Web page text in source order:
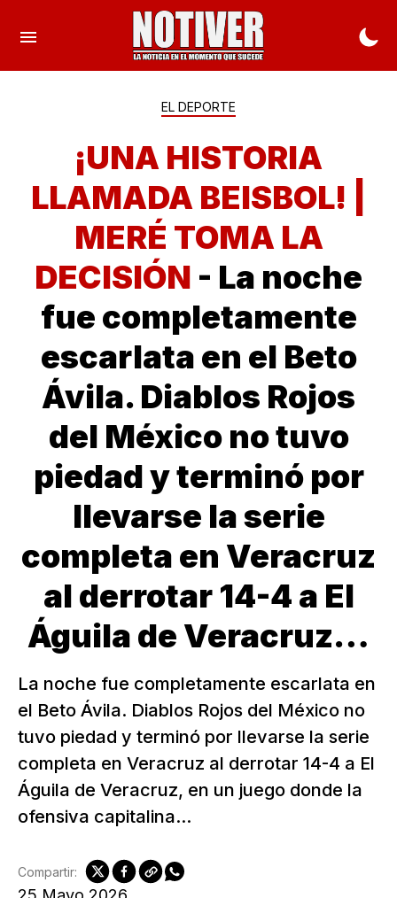
EL DEPORTE
¡UNA HISTORIA
LLAMADA BEISBOL! |
MERÉ TOMA LA
DECISIÓN - La noche
fue completamente
escarlata en el Beto
Ávila. Diablos Rojos
del México no tuvo
piedad y terminó por
llevarse la serie
completa en Veracruz
al derrotar 14-4 a El
Águila de Veracruz…
La noche fue completamente escarlata en
el Beto Ávila. Diablos Rojos del México no
tuvo piedad y terminó por llevarse la serie
completa en Veracruz al derrotar 14-4 a El
Águila de Veracruz, en un juego donde la
ofensiva capitalina...
Compartir: